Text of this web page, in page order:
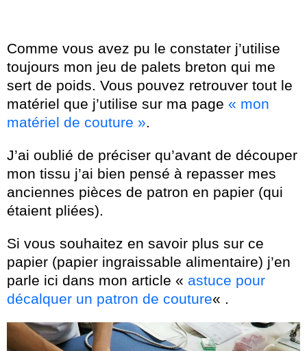
Comme vous avez pu le constater j’utilise
toujours mon jeu de palets breton qui me
sert de poids. Vous pouvez retrouver tout le
matériel que j’utilise sur ma page « mon
matériel de couture »
J’ai oublié de préciser qu’avant de découper
mon tissu j’ai bien pensé à repasser mes
anciennes pièces de patron en papier (qui
étaient pliées).
Si vous souhaitez en savoir plus sur ce
papier (papier ingraissable alimentaire) j’en
parle ici dans mon article « astuce pour
décalquer un patron de couture« .